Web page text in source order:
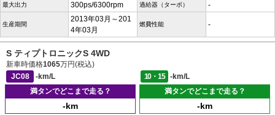
最大出力 300ps/6300rpm 過給器（ターボ） -
生産期間
2013年03月～201
4年03月
燃費性能 -
S ティプトロニックS 4WD
新車時価格1065万円(税込)
JC08
-km/L 10・15
-km/L
満タンでどこまで走る？
-km
満タンでどこまで走る？
-km